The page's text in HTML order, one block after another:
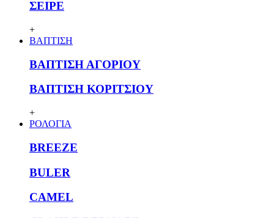
ΣΕΙΡΕ
+
ΒΑΠΤΙΣΗ
ΒΑΠΤΙΣΗ ΑΓΟΡΙΟΥ
ΒΑΠΤΙΣΗ ΚΟΡΙΤΣΙΟΥ
+
ΡΟΛΟΓΙΑ
BREEZE
BULER
CAMEL